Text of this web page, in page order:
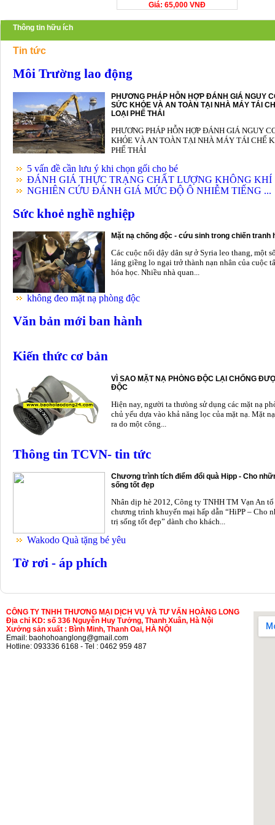
Giá: 65,000 VNĐ
Thông tin hữu ích
Tin tức
Môi Trường lao động
PHƯƠNG PHÁP HỖN HỢP ĐÁNH GIÁ NGUY
SỨC KHỎE VÀ AN TOÀN TẠI NHÀ MÁY TÁI
LOẠI PHẾ THẢI
PHƯƠNG PHÁP HỖN HỢP ĐÁNH GIÁ NGUY
KHỎE VÀ AN TOÀN TẠI NHÀ MÁY TÁI CHẾ
PHẾ THẢI
5 vấn đề cần lưu ý khi chọn gối cho bé
ĐÁNH GIÁ THỰC TRẠNG CHẤT LƯỢNG KHÔNG KHÍ
NGHIÊN CỨU ĐÁNH GIÁ MỨC ĐỘ Ô NHIỄM TIẾNG ...
Sức khoẻ nghề nghiệp
Mặt nạ chống độc - cứu sinh trong chiến tranh
Các cuộc nổi dậy dân sự ở Syria leo thang, một
láng giềng lo ngại trở thành nạn nhân của cuộc
hóa học. Nhiều nhà quan...
không đeo mặt nạ phòng độc
Văn bản mới ban hành
Kiến thức cơ bản
VÌ SAO MẶT NẠ PHÒNG ĐỘC LẠI CHỐNG
ĐỘC
Hiện nay, người ta thưòng sử dụng các mặt nạ
chủ yếu dựa vào khả năng lọc của mặt nạ. Mặt
ra do một công...
Thông tin TCVN- tin tức
Chương trình tích điểm đổi quà Hipp - Cho
sống tốt đẹp
Nhân dịp hè 2012, Công ty TNHH TM Vạn An
chương trình khuyến mại hấp dẫn “HiPP – Cho
trị sống tốt đẹp” dành cho khách...
Wakodo Quà tặng bé yêu
Tờ rơi - áp phích
CÔNG TY TNHH THƯƠNG MẠI DỊCH VỤ VÀ TƯ VẤN HOÀNG LONG
Địa chỉ KD: số 336 Nguyễn Huy Tưởng, Thanh Xuân, Hà Nội
Xưởng sản xuất : Bình Minh, Thanh Oai, HÀ NỘI
Email: baohohoanglong@gmail.com
Hotline: 093336 6168 - Tel : 0462 959 487